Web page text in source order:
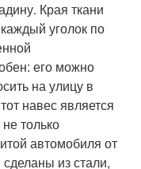
Края ткани
уголок по
его можно
на улицу в
навес является
только
автомобиля от
из стали,